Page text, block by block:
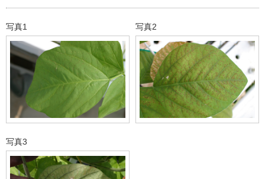
写真1 写真2
写真3